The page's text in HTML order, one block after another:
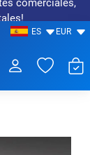
comerciales,
ES EUR